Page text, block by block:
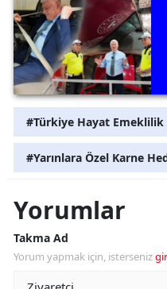
#Türkiye Hayat Emeklilik
#Yarınlara Özel Karne
Yorumlar
Takma Ad
Yorum yapmak için, isterseniz